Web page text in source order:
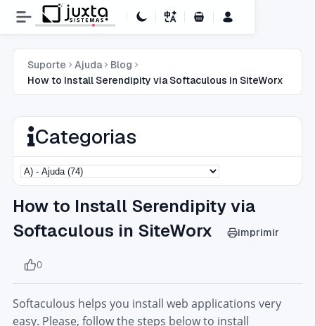
Carrinho de Compras
Suporte Ajuda
Blog
How to Install Serendipity via Softaculous in SiteWorx
Categorias
How to Install Serendipity via
Softaculous in SiteWorx
imprimir
0
Softaculous helps you install web applications very
easy. Please, follow the steps below to install